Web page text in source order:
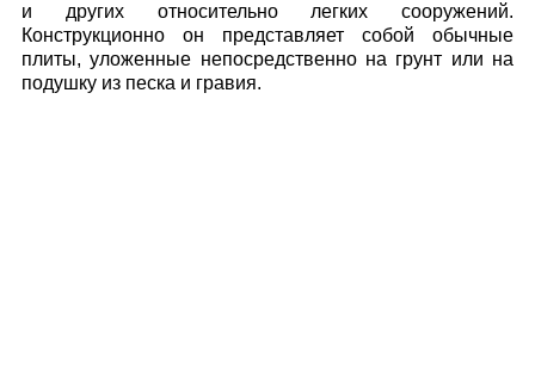
и других относительно легких сооружений.
Конструкционно он представляет собой обычные
плиты, уложенные непосредственно на грунт или на
подушку из песка и гравия.